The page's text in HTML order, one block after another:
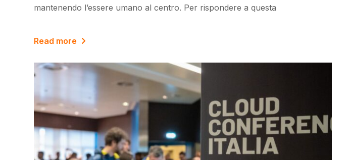
mantenendo l’essere umano al centro. Per rispondere a questa
Read more